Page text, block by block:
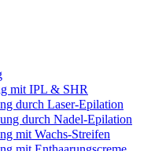
mit IPL & SHR
durch Laser-Epilation
durch Nadel-Epilation
mit Wachs-Streifen